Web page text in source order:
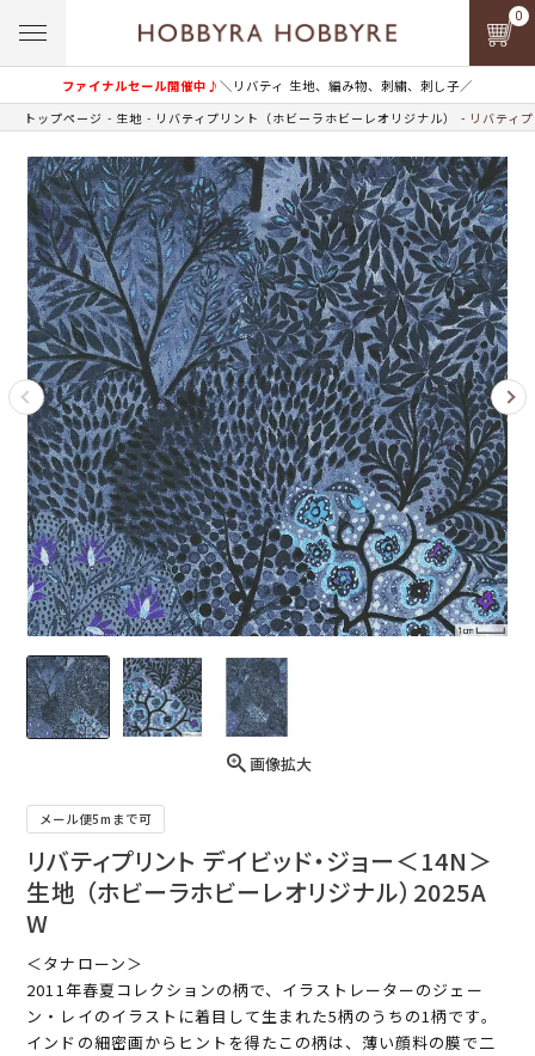
ファイナルセール開催中♪＼リバティ 生地、編み物、刺繍、刺し子／
0
トップページ 生地 リバティプリント（ホビーラホビーレオリジナル） リバティ
画像拡大
メール便5mまで可
リバティプリント デイビッド・ジョー＜14N＞
生地 （ホビーラホビーレオリジナル）2025A
W
＜タナローン＞
2011年春夏コレクションの柄で、イラストレーターのジェー
ン・レイのイラストに着目して生まれた5柄のうちの1柄です。
インドの細密画からヒントを得たこの柄は、薄い顔料の膜で二